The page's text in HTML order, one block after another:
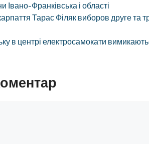
Івано-Франківська і області
Тарас Філяк виборов друге та
в центрі електросамокати